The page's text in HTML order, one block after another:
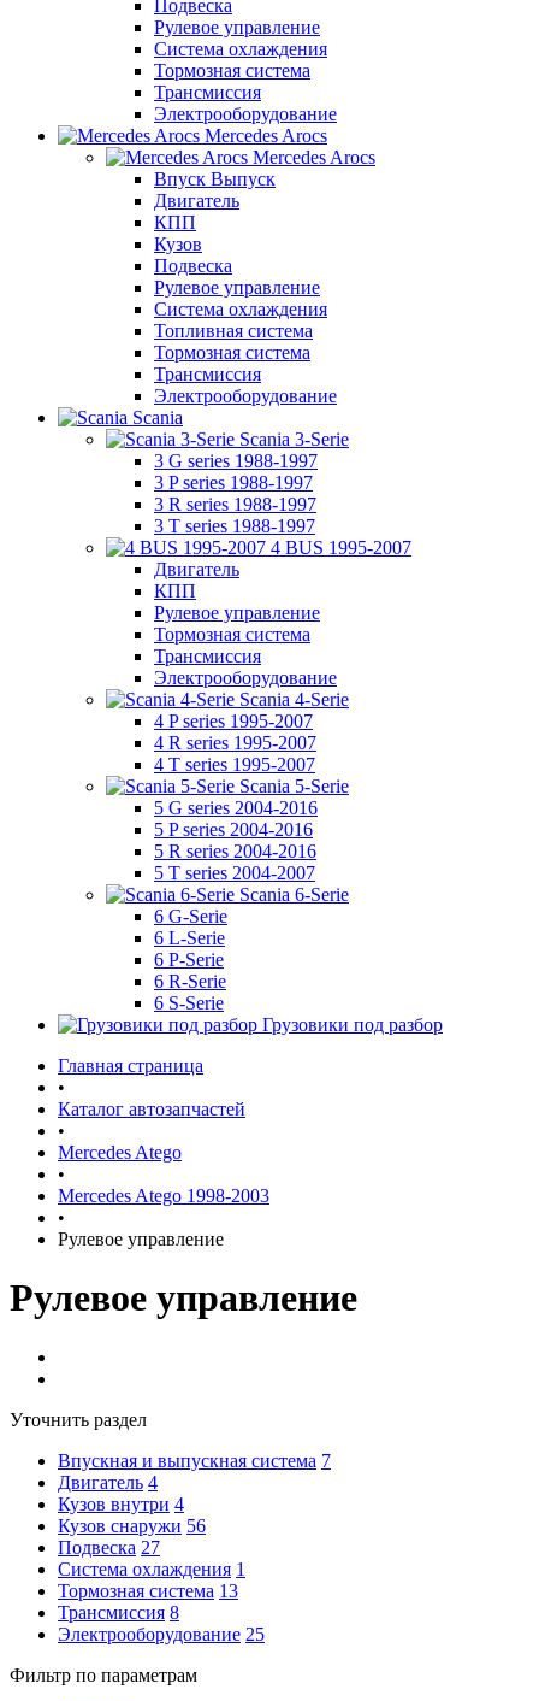
Подвеска
Рулевое управление
Система охлаждения
Тормозная система
Трансмиссия
Электрооборудование
Mercedes Arocs
Mercedes Arocs
Впуск Выпуск
Двигатель
КПП
Кузов
Подвеска
Рулевое управление
Система охлаждения
Топливная система
Тормозная система
Трансмиссия
Электрооборудование
Scania
Scania 3-Serie
3 G series 1988-1997
3 P series 1988-1997
3 R series 1988-1997
3 T series 1988-1997
4 BUS 1995-2007
Двигатель
КПП
Рулевое управление
Тормозная система
Трансмиссия
Электрооборудование
Scania 4-Serie
4 P series 1995-2007
4 R series 1995-2007
4 T series 1995-2007
Scania 5-Serie
5 G series 2004-2016
5 P series 2004-2016
5 R series 2004-2016
5 T series 2004-2007
Scania 6-Serie
6 G-Serie
6 L-Serie
6 P-Serie
6 R-Serie
6 S-Serie
Грузовики под разбор
Главная страница
•
Каталог автозапчастей
•
Mercedes Atego
•
Mercedes Atego 1998-2003
•
Рулевое управление
Рулевое управление
Уточнить раздел
Впускная и выпускная система 7
Двигатель 4
Кузов внутри 4
Кузов снаружи 56
Подвеска 27
Система охлаждения 1
Тормозная система 13
Трансмиссия 8
Электрооборудование 25
Фильтр по параметрам